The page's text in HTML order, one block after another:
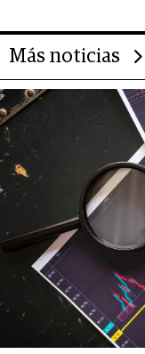
Más noticias